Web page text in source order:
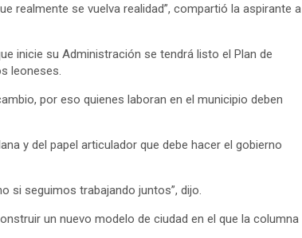
realmente se vuelva realidad”, compartió la aspirante a
inicie su Administración se tendrá listo el Plan de
leoneses.
por eso quienes laboran en el municipio deben
y del papel articulador que debe hacer el gobierno
si seguimos trabajando juntos”, dijo.
un nuevo modelo de ciudad en el que la columna